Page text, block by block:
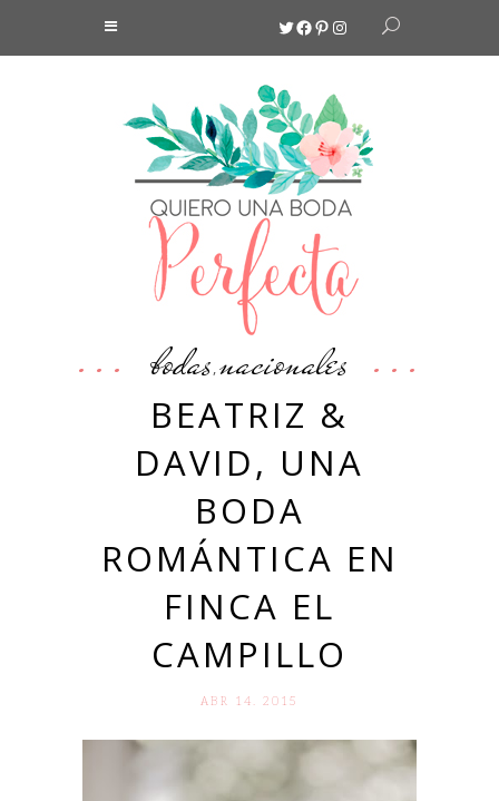
Twitter
Facebook
Pinterest
Instagram
bodas,nacionales
BEATRIZ &
DAVID, UNA
BODA
ROMÁNTICA EN
FINCA EL
CAMPILLO
ABR 14. 2015